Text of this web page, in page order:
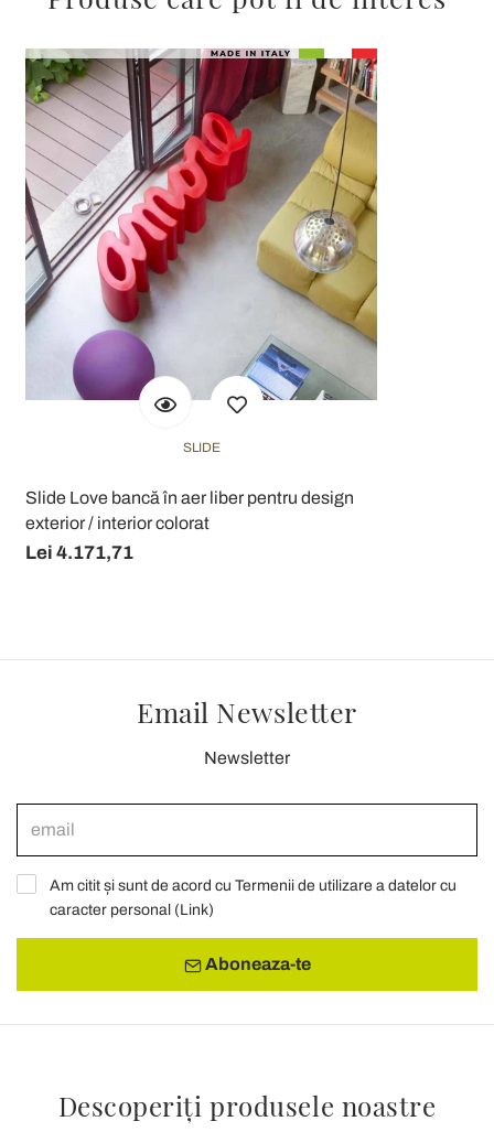
SLIDE
Slide Love bancă în aer liber pentru design
exterior / interior colorat
Lei 4.171,71
Email Newsletter
Newsletter
Am citit și sunt de acord cu Termenii de utilizare a datelor cu
caracter personal (Link)
Aboneaza-te
Descoperiți produsele noastre